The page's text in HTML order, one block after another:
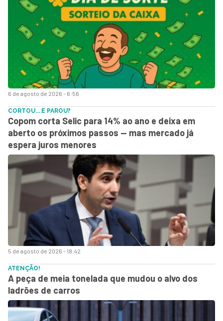
6 de agosto de 2026 - 6:56
5 de agosto de 2026 - 18:42
CORTOU... E PAROU?
Copom corta Selic para 14% ao ano e deixa em
aberto os próximos passos — mas mercado já
espera juros menores
ATENÇÃO!
A peça de meia tonelada que mudou o alvo dos
ladrões de carros